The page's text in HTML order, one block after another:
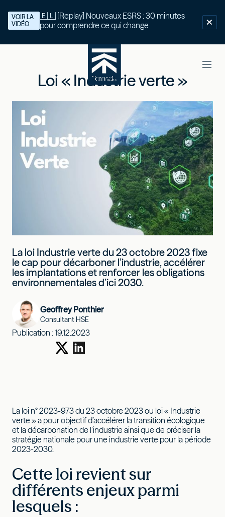
🇪🇺 [Replay] Nouveaux ESRS : 30 minutes
pour comprendre ce qui change
VOIR LA
VIDÉO
Loi « Industrie verte »
La loi Industrie verte du 23 octobre 2023 fixe
le cap pour décarboner l’industrie, accélérer
les implantations et renforcer les obligations
environnementales d’ici 2030.
Geoffrey Ponthier
Consultant HSE
Publication :19.12.2023
La loi n° 2023-973 du 23 octobre 2023 ou loi « Industrie
verte » a pour objectif d’accélérer la transition écologique
et la décarbonation de l’industrie ainsi que de préciser la
stratégie nationale pour une industrie verte pour la période
2023-2030.
Cette loi revient sur
différents enjeux parmi
lesquels :